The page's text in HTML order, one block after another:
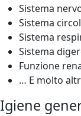
Sistema
Sistema
Sistema
Sistema
Funzione
… E molto
Igiene